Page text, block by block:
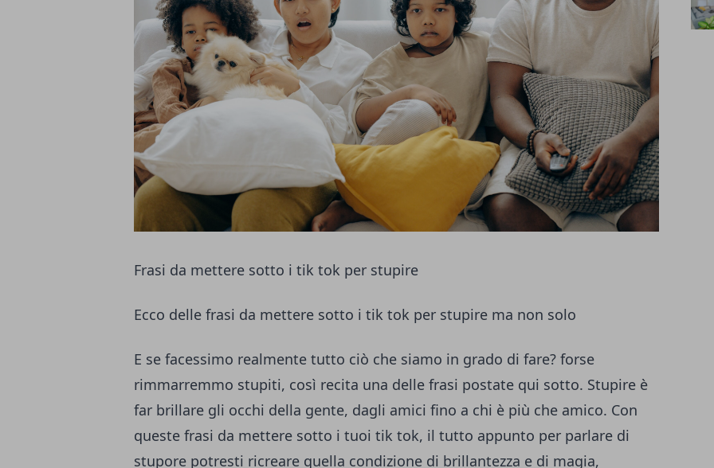
Frasi da mettere sotto i tik tok per stupire
Ecco delle frasi da mettere sotto i tik tok per stupire ma non solo
E se facessimo realmente tutto ciò che siamo in grado di fare? forse
rimmarremmo stupiti, così recita una delle frasi postate qui sotto. Stupire è
far brillare gli occhi della gente, dagli amici fino a chi è più che amico. Con
queste frasi da mettere sotto i tuoi tik tok, il tutto appunto per parlare di
stupore potresti ricreare quella condizione di brillantezza e di magia,